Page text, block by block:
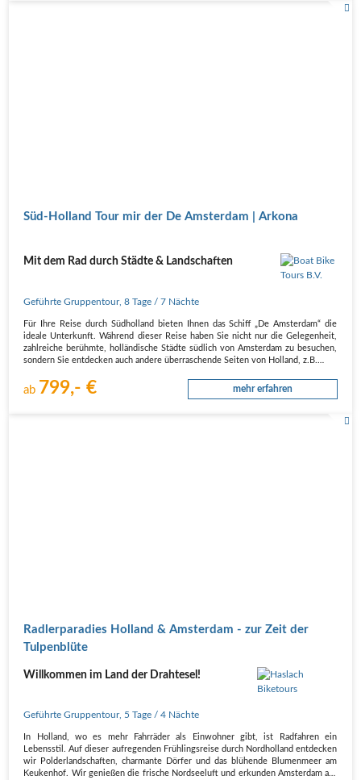
Süd-Holland Tour mir der De Amsterdam | Arkona
Mit dem Rad durch Städte & Landschaften
Geführte Gruppentour,8 Tage / 7 Nächte
Für Ihre Reise durch Südholland bieten Ihnen das Schiff „De Amsterdam“ die
ideale Unterkunft. Während dieser Reise haben Sie nicht nur die Gelegenheit,
zahlreiche berühmte, holländische Städte südlich von Amsterdam zu besuchen,
sondern Sie entdecken auch andere überraschende Seiten von Holland, z.B.…
ab 799,- € mehr erfahren
Radlerparadies Holland & Amsterdam - zur Zeit der
Tulpenblüte
Willkommen im Land der Drahtesel!
Geführte Gruppentour, 5 Tage / 4 Nächte
In Holland, wo es mehr Fahrräder als Einwohner gibt, ist Radfahren ein
Lebensstil. Auf dieser aufregenden Frühlingsreise durch Nordholland entdecken
wir Polderlandschaften, charmante Dörfer und das blühende Blumenmeer am
Keukenhof. Wir genießen die frische Nordseeluft und erkunden Amsterdam auf